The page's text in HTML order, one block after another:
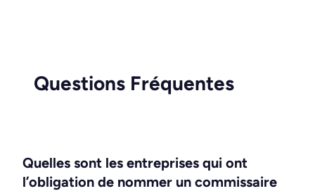
Questions Fréquentes
Quelles sont les entreprises qui ont
l’obligation de nommer un commissaire